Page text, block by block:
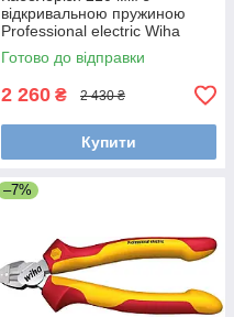
відкривальною пружиною
Professional electric Wiha
43662
Готово до відправки
2 260 ₴ 2 430 ₴
Купити
–7%